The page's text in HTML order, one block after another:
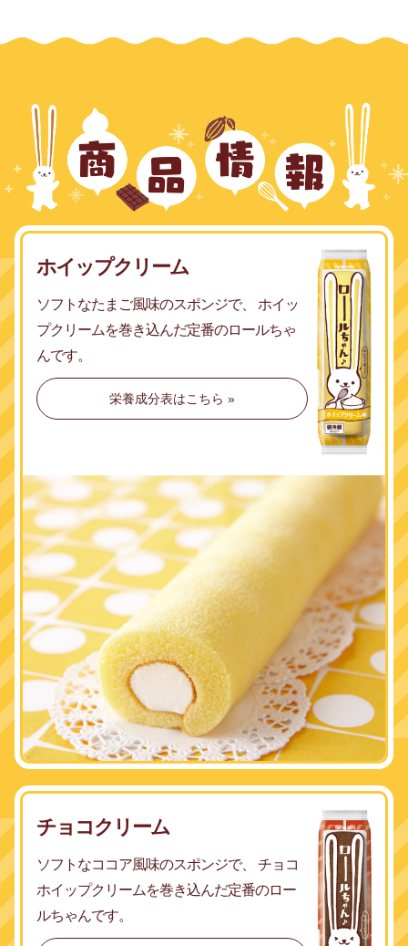
ホイップクリーム
ソフトなたまご風味のスポンジで、
ホイッ
プクリームを巻き込んだ定番のロールちゃ
んです。
栄養成分表はこちら »
チョコクリーム
ソフトなココア風味のスポンジで、
チョコ
ホイップクリームを巻き込んだ定番のロー
ルちゃんです。